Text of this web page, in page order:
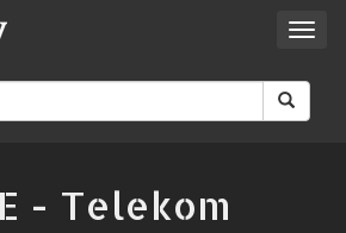
- Telekom